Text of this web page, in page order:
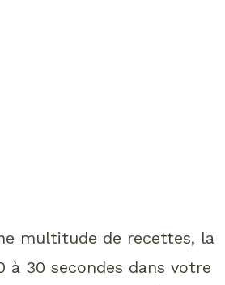
multitude de recettes, la
à 30 secondes dans votre